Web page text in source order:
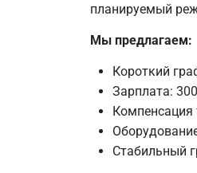
планируемый
Мы предлагаем:
Короткий
Зарплата:
Компенсация
Стабильный